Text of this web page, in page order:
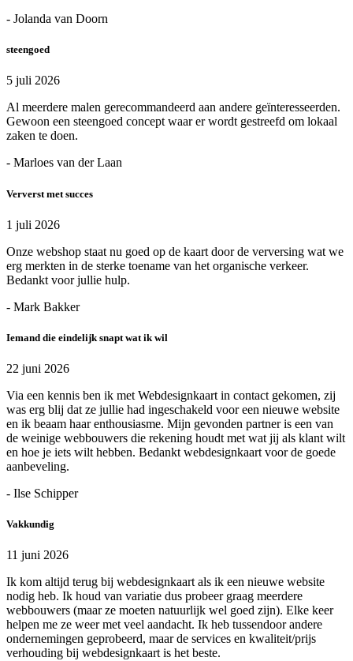
- Jolanda van Doorn
steengoed
5 juli 2026
Al meerdere malen gerecommandeerd aan andere geïnteresseerden.
Gewoon een steengoed concept waar er wordt gestreefd om lokaal
zaken te doen.
- Marloes van der Laan
Ververst met succes
1 juli 2026
Onze webshop staat nu goed op de kaart door de verversing wat we
erg merkten in de sterke toename van het organische verkeer.
Bedankt voor jullie hulp.
- Mark Bakker
Iemand die eindelijk snapt wat ik wil
22 juni 2026
Via een kennis ben ik met Webdesignkaart in contact gekomen, zij
was erg blij dat ze jullie had ingeschakeld voor een nieuwe website
en ik beaam haar enthousiasme. Mijn gevonden partner is een van
de weinige webbouwers die rekening houdt met wat jij als klant wilt
en hoe je iets wilt hebben. Bedankt webdesignkaart voor de goede
aanbeveling.
- Ilse Schipper
Vakkundig
11 juni 2026
Ik kom altijd terug bij webdesignkaart als ik een nieuwe website
nodig heb. Ik houd van variatie dus probeer graag meerdere
webbouwers (maar ze moeten natuurlijk wel goed zijn). Elke keer
helpen me ze weer met veel aandacht. Ik heb tussendoor andere
ondernemingen geprobeerd, maar de services en kwaliteit/prijs
verhouding bij webdesignkaart is het beste.